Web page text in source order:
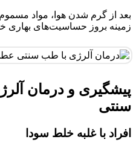
بعد از گرم شدن هوا، مواد
زمینه بروز حساسیت‌های بهاری
پیشگیری و درمان
سنتی
افراد با غلبه خلط سودا